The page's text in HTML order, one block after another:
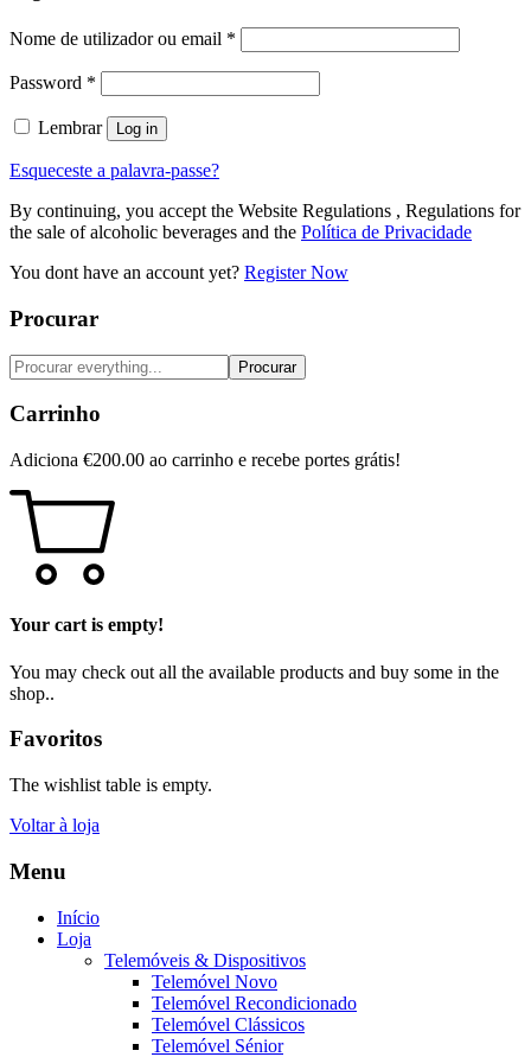
Nome de utilizador ou email *
Password *
Lembrar Log in
Esqueceste a palavra-passe?
By continuing, you accept the Website Regulations , Regulations for
the sale of alcoholic beverages and the Política de Privacidade
You dont have an account yet? Register Now
Procurar
Procurar
Carrinho
Adiciona €200.00 ao carrinho e recebe portes grátis!
Your cart is empty!
You may check out all the available products and buy some in the
shop..
Favoritos
The wishlist table is empty.
Voltar à loja
Menu
Início
Loja
Telemóveis & Dispositivos
Telemóvel Novo
Telemóvel Recondicionado
Telemóvel Clássicos
Telemóvel Sénior